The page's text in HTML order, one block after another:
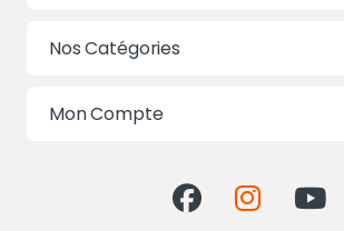
Nos Catégories
Mon Compte